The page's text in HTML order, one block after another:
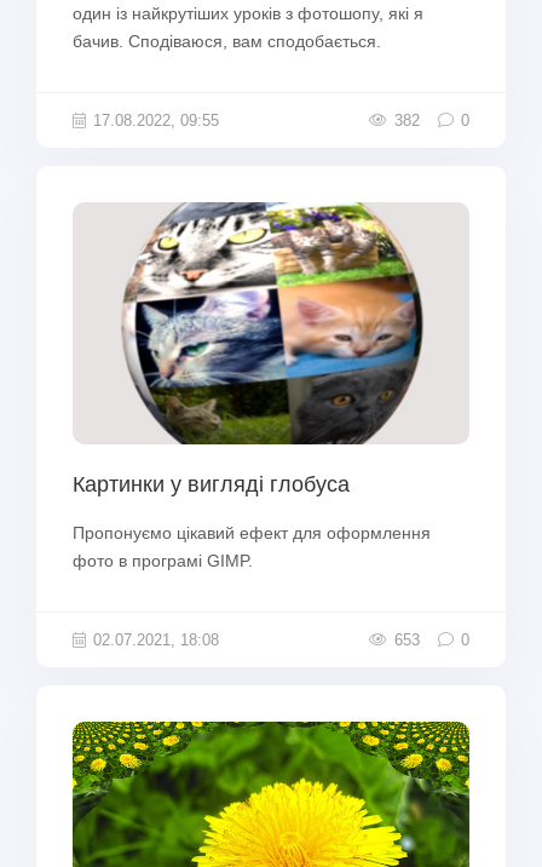
один із найкрутіших уроків з фотошопу, які я
бачив. Сподіваюся, вам сподобається.
17.08.2022, 09:55 382 0
Картинки у вигляді глобуса
Пропонуємо цікавий ефект для оформлення
фото в програмі GIMP.
02.07.2021, 18:08 653 0